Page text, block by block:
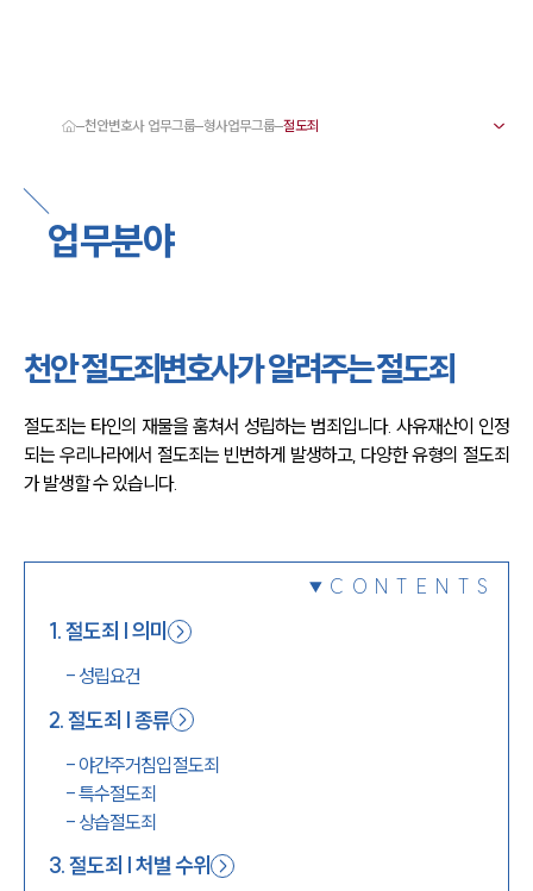
서울·대전·천안변호사
천안형사전문변호사
천안이혼전문변호사
천안학교폭력변호사
천안변호사 주요 업무사례
천안 분사무소 오시는 길
채용정보
천안변호사 업무그룹 형사업무그룹
업무분야
천안 절도죄변호사가 알려주는 절도죄
절도죄는 타인의 재물을 훔쳐서 성립하는 범죄입니다. 사유재산이 인정
되는 우리나라에서 절도죄는 빈번하게 발생하고, 다양한 유형의 절도죄
가 발생할 수 있습니다.
CONTENTS
1.절도죄 | 의미
- 성립요건
2.절도죄 | 종류
- 야간주거침입절도죄
-특수절도죄
- 상습절도죄
3.절도죄 | 처벌 수위